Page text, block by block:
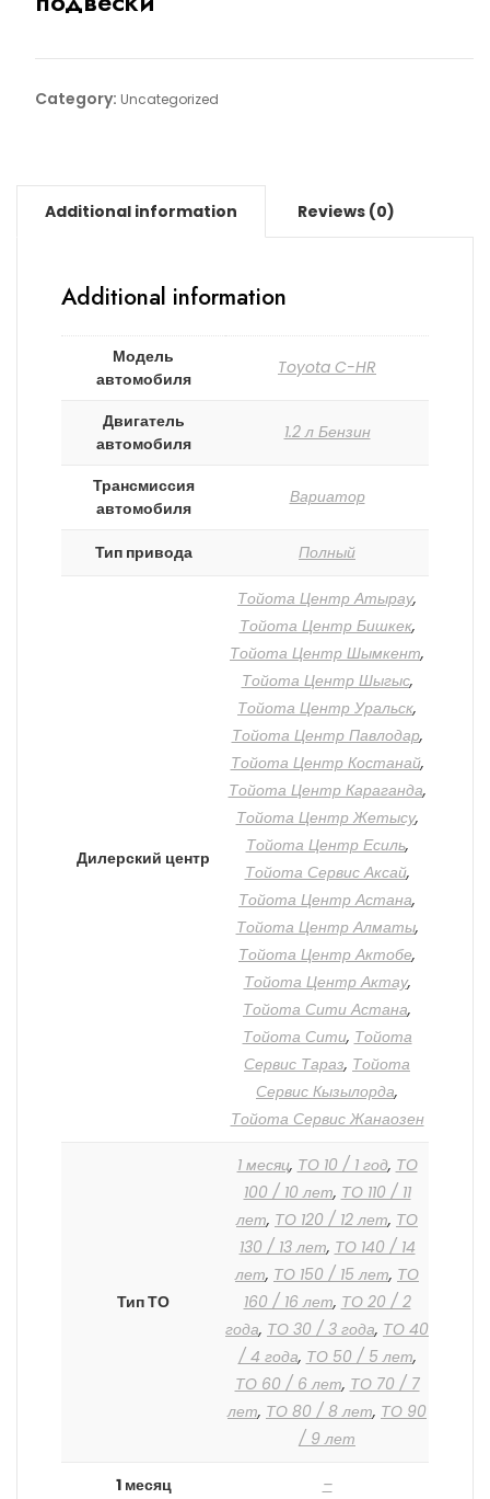
Category: Uncategorized
Additional information Reviews (0)
Additional information
Модель
автомобиля
Toyota C-HR
Двигатель
автомобиля
1.2 л Бензин
Трансмиссия
автомобиля
Вариатор
Тип привода Полный
Дилерский центр
Тойота Центр Атырау,
Тойота Центр Бишкек,
Тойота Центр Шымкент,
Тойота Центр Шыгыс,
Тойота Центр Уральск,
Тойота Центр Павлодар,
Тойота Центр Костанай,
Тойота Центр Караганда,
Тойота Центр Жетысу,
Тойота Центр Есиль,
Тойота Сервис Аксай,
Тойота Центр Астана,
Тойота Центр Алматы,
Тойота Центр Актобе,
Тойота Центр Актау,
Тойота Сити Астана,
Тойота Сити, Тойота
Сервис Тараз, Тойота
Сервис Кызылорда,
Тойота Сервис Жанаозен
Тип ТО
1 месяц, ТО 10 / 1 год, ТО
100 / 10 лет, ТО 110 / 11
лет, ТО 120 / 12 лет, ТО
130 / 13 лет, ТО 140 / 14
лет, ТО 150 / 15 лет, ТО
160 / 16 лет, ТО 20 / 2
года, ТО 30 / 3 года, ТО 40
/ 4 года, ТО 50 / 5 лет,
ТО 60 / 6 лет, ТО 70 / 7
лет, ТО 80 / 8 лет, ТО 90
/ 9 лет
1 месяц –